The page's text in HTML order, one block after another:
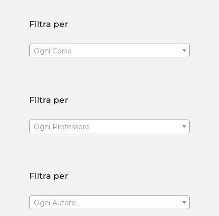
Filtra per
Ogni Corso
Filtra per
Ogni Professore
Filtra per
Ogni Autore